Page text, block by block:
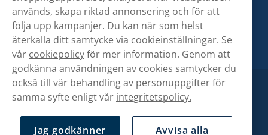
används, skapa riktad annonsering och för att
följa upp kampanjer. Du kan när som helst
återkalla ditt samtycke via cookieinställningar. Se
vår cookiepolicyför mer information. Genom att
godkänna användningen av cookies samtycker du
också till vår behandling av personuppgifter för
samma syfte enligt vår integritetspolicy.
Jag godkänner Avvisa alla